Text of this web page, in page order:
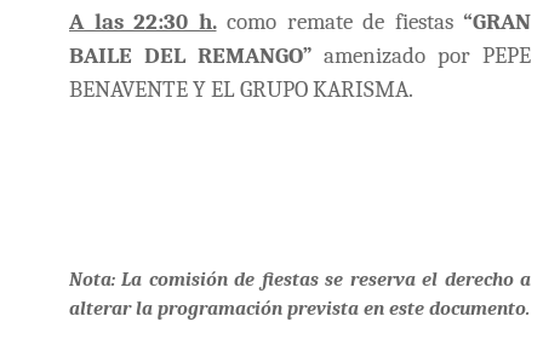
A las 22:30 h.como remate de fiestas “GRAN
BAILE DEL REMANGO” amenizado por PEPE
BENAVENTE Y EL GRUPO KARISMA.
Nota: La comisión de fiestas se reserva el derecho a
alterar la programación prevista en este documento.